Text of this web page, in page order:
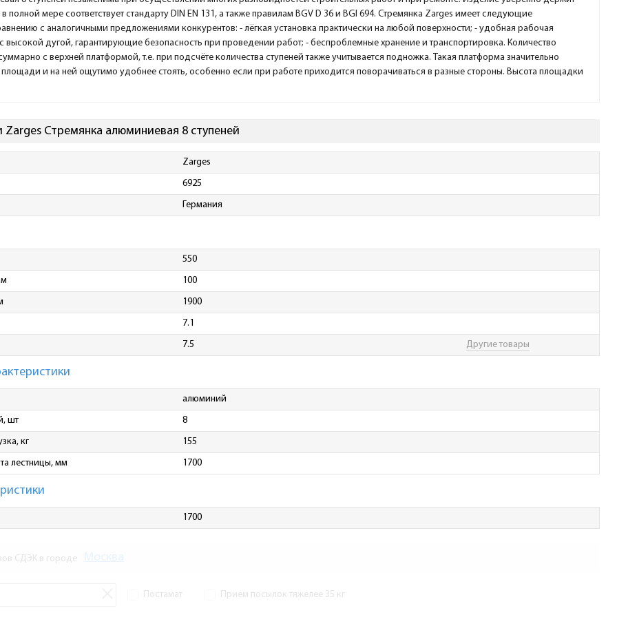
в полной мере соответствует стандарту DIN EN 131, а также правилам BGV D 36 и BGI 694. Стремянка Zarges имеет следующие
с аналогичными предложениями конкурентов: - лёгкая установка практически на любой поверхности; - удобная рабочая
высокой дугой, гарантирующие безопасность при проведении работ; - беспроблемные хранение и транспортировка. Количество
с верхней платформой, т.е. при подсчёте количества ступеней также учитывается подножка. Такая платформа значительно
и на ней ощутимо удобнее стоять, особенно если при работе приходится поворачиваться в разные стороны. Высота площадки
Zarges Стремянка алюминиевая 8 ступеней
Zarges
6925
Германия
550
100
1900
7.1
7.5 Другие товары
алюминий
шт 8
кг 155
лестницы, мм 1700
1700
СДЭК в городе
Постамат Прием посылок тяжелее 35 кг